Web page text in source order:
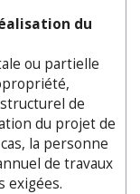
du
ou partielle
de
du projet de
la personne
de travaux
exigées.